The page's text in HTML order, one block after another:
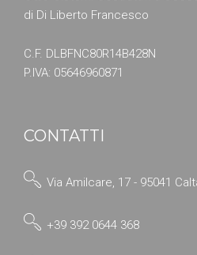
di Di Liberto Francesco
C.F. DLBFNC80R14B428N
P.IVA: 05646960871
CONTATTI
Via Amilcare, 17 - 95041
+39 392 0644 368